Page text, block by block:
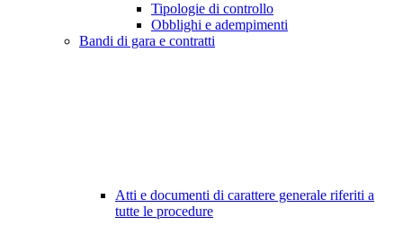
Tipologie di controllo
Obblighi e adempimenti
Bandi di gara e contratti
Atti e documenti di carattere generale riferiti a
tutte le procedure